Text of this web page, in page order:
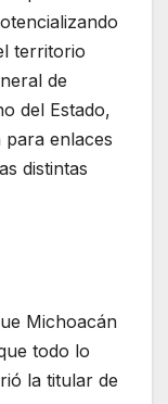
territorio
de
del Estado,
enlaces
distintas
Michoacán
todo lo
la titular de